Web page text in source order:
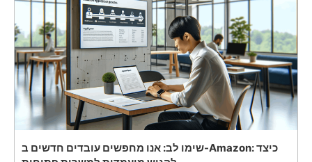
שימו לב: אנו מחפשים עובדים חדשים ב-Amazon: כיצד